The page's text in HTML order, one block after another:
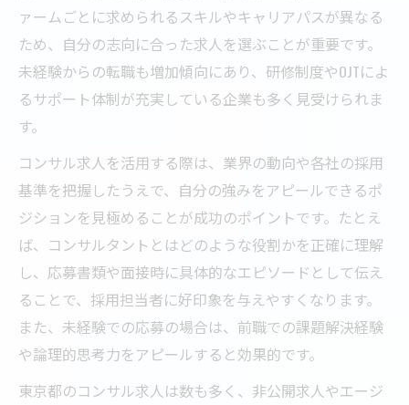
ァームごとに求められるスキルやキャリアパスが異なる
ため、自分の志向に合った求人を選ぶことが重要です。
未経験からの転職も増加傾向にあり、研修制度やOJTによ
るサポート体制が充実している企業も多く見受けられま
す。
コンサル求人を活用する際は、業界の動向や各社の採用
基準を把握したうえで、自分の強みをアピールできるポ
ジションを見極めることが成功のポイントです。たとえ
ば、コンサルタントとはどのような役割かを正確に理解
し、応募書類や面接時に具体的なエピソードとして伝え
ることで、採用担当者に好印象を与えやすくなります。
また、未経験での応募の場合は、前職での課題解決経験
や論理的思考力をアピールすると効果的です。
東京都のコンサル求人は数も多く、非公開求人やエージ